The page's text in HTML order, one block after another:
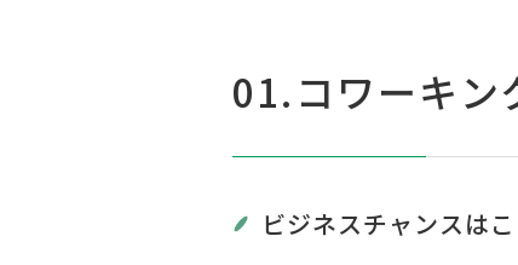
01.コワーキン
ビジネスチャンスは